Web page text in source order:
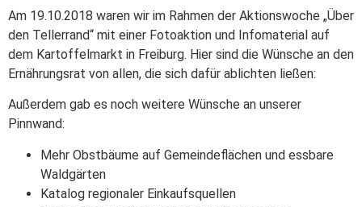
Am 19.10.2018 waren wir im Rahmen der Aktionswoche „Über
den Tellerrand“ mit einer Fotoaktion und Infomaterial auf
dem Kartoffelmarkt in Freiburg. Hier sind die Wünsche an den
Ernährungsrat von allen, die sich dafür ablichten ließen:
Außerdem gab es noch weitere Wünsche an unserer
Pinnwand:
Mehr Obstbäume auf Gemeindeflächen und essbare
Waldgärten
Katalog regionaler Einkaufsquellen